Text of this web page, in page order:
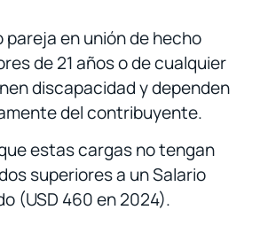
pareja en unión de hecho
de 21 años o de cualquier
discapacidad y dependen
del contribuyente.
estas cargas no tengan
superiores a un Salario
(USD 460 en 2024).